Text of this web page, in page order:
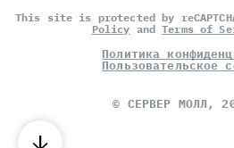
This site is protected by
Policy andTerms of
Политика
Пользовательское
© СЕРВЕР МОЛЛ,